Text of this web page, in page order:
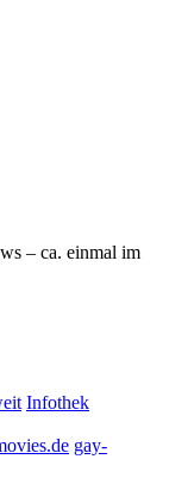
– ca. einmal im
Infothek
gay-